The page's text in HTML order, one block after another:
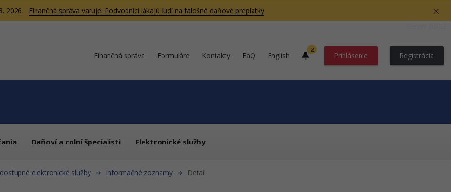
2026
Finančná správa varuje: Podvodníci lákajú ľudí na falošné daňové preplatky
Finančná správa Formuláre Kontakty FaQ English
2
Prihlásenie Registrácia
Daňoví a colní špecialisti Elektronické služby
elektronické služby Informačné zoznamy Detail